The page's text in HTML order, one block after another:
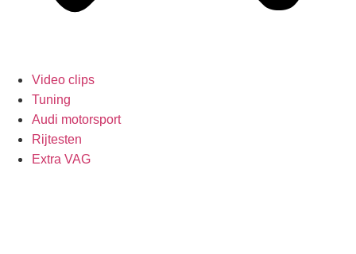
Video clips
Tuning
Audi motorsport
Rijtesten
Extra VAG